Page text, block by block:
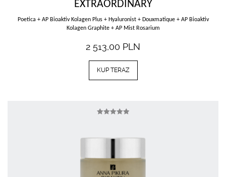
EXTRAORDINARY
Poetica + AP Bioaktiv Kolagen Plus + Hyaluronist + Douxmatique + AP Bioaktiv
Kolagen Graphite + AP Mist Rosarium
2 513,00 PLN
KUP TERAZ